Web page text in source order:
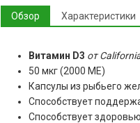
Обзор Характеристики
Витамин D3 от
50 мкг (2000 МЕ)
Капсулы из рыбьего
Способствует
Способствует